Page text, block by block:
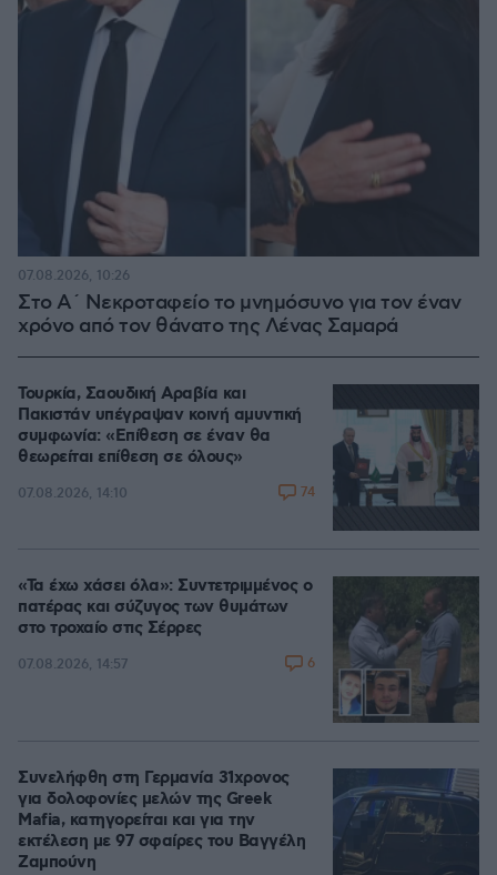
Στο Α΄ Νεκροταφείο το μνημόσυνο για τον έναν
χρόνο από τον θάνατο της Λένας Σαμαρά
07.08.2026, 10:26
Τουρκία, Σαουδική Αραβία και
Πακιστάν υπέγραψαν κοινή αμυντική
συμφωνία: «Επίθεση σε έναν θα
θεωρείται επίθεση σε όλους»
07.08.2026, 14:10 74
«Τα έχω χάσει όλα»: Συντετριμμένος ο
πατέρας και σύζυγος των θυμάτων
στο τροχαίο στις Σέρρες
07.08.2026, 14:57 6
Συνελήφθη στη Γερμανία 31χρονος
για δολοφονίες μελών της Greek
Mafia, κατηγορείται και για την
εκτέλεση με 97 σφαίρες του Βαγγέλη
Ζαμπούνη